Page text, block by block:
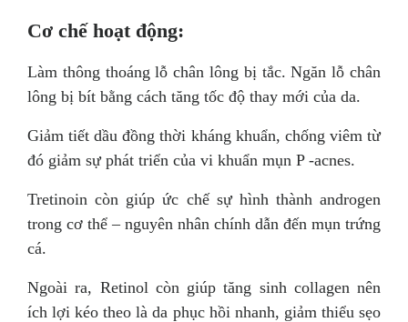
Cơ chế hoạt động:
Làm thông thoáng lỗ chân lông bị tắc. Ngăn lỗ chân
lông bị bít bằng cách tăng tốc độ thay mới của da.
Giảm tiết dầu đồng thời kháng khuẩn, chống viêm từ
đó giảm sự phát triển của vi khuẩn mụn P -acnes.
Tretinoin còn giúp ức chế sự hình thành androgen
trong cơ thể – nguyên nhân chính dẫn đến mụn trứng
cá.
Ngoài ra, Retinol còn giúp tăng sinh collagen nên
ích lợi kéo theo là da phục hồi nhanh, giảm thiểu sẹo